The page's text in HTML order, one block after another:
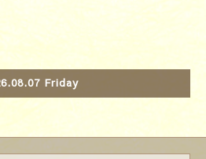
Friday